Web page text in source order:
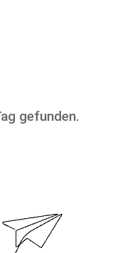
gefunden.